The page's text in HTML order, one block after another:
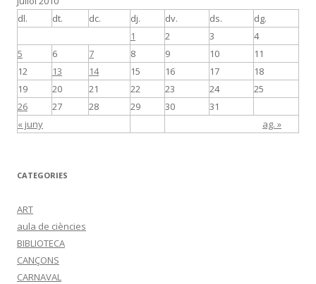
dl.
dt. dc. dj. dv. ds. dg.
« juny ag. »
1 2 3
4
5
6 7 8 9 10
11
12
13 14 15 16 17
18
19
20 21 22 23 24
25
26
27 28 29 30 31
CATEGORIES
ART
aula de ciències
BIBLIOTECA
CANÇONS
CARNAVAL